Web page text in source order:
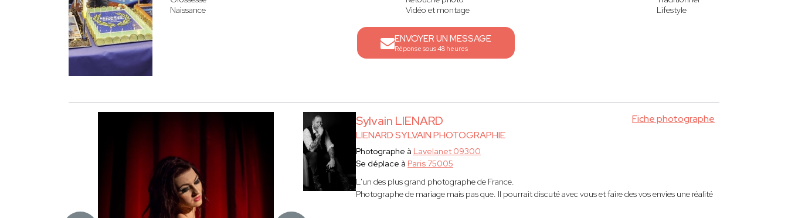
Naissance
Vidéo et montage
Lifestyle
ENVOYER UN MESSAGE
Réponse sous 48 heures
Sylvain LIENARD
LIENARD SYLVAIN PHOTOGRAPHIE
Fiche photographe
Photographe à Lavelanet 09300
Se déplace à Paris 75005
L'un des plus grand photographe de France.
Photographe de mariage mais pas que. Il pourrait discuté avec vous et faire des vos envies une réalité